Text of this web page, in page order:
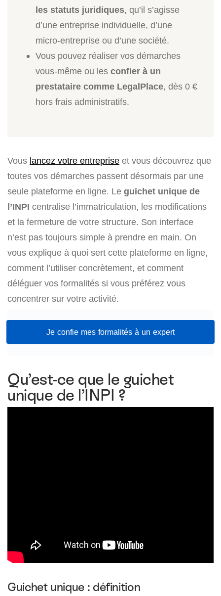
les statuts juridiques, qu’il s’agisse
d’une entreprise individuelle, d’une
micro-entreprise ou d’une société.
Vous pouvez réaliser vos démarches
vous-même ou les confier à un
prestataire comme LegalPlace, dès 0 €
hors frais administratifs.
Vous lancez votre entreprise et vous découvrez que
toutes vos démarches passent désormais par une
seule plateforme en ligne. Le guichet unique de
l’INPI centralise l’immatriculation, les modifications
et la fermeture de votre structure. Son interface
n’est pas toujours simple à prendre en main. On
vous explique à quoi sert cette plateforme en ligne,
comment l’utiliser concrètement, et comment
déléguer vos formalités si vous préférez vous
concentrer sur votre activité.
Je confie mes formalités à un expert
Qu’est-ce que le guichet
unique de l’INPI ?
Guichet unique : définition